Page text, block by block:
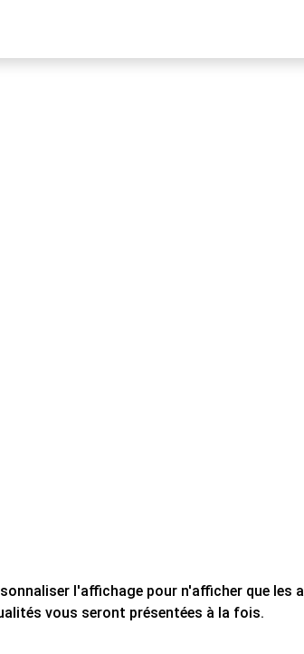
l'affichage pour n'afficher que
vous seront présentées à la fois.